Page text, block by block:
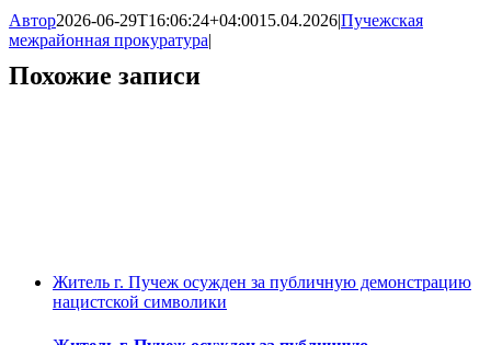
Автор2026-06-29T16:06:24+04:0015.04.2026|Пучежская
межрайонная прокуратура|
Похожие записи
Житель г. Пучеж осужден за публичную демонстрацию
нацистской символики